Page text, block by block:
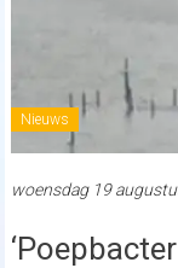
Nieuws
woensdag 19